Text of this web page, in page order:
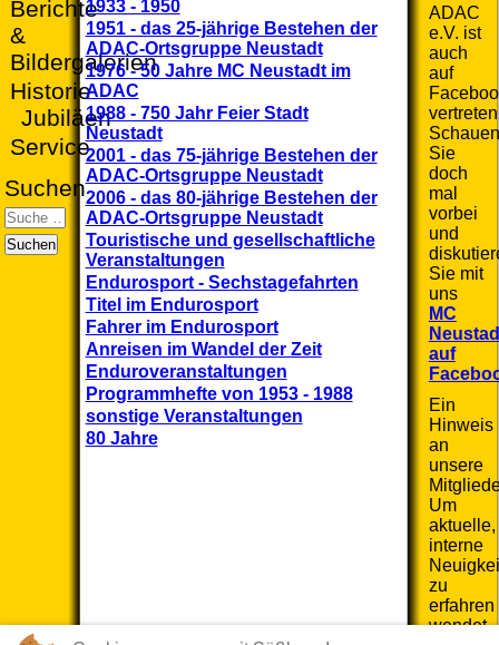
Berichte
&
Bildergalerien
Historie
Jubiläen
Service
Suchen
Suchen
1933 - 1950
1951 - das 25-jährige Bestehen der
ADAC-Ortsgruppe Neustadt
1976 - 50 Jahre MC Neustadt im
ADAC
1988 - 750 Jahr Feier Stadt
Neustadt
2001 - das 75-jährige Bestehen der
ADAC-Ortsgruppe Neustadt
2006 - das 80-jährige Bestehen der
ADAC-Ortsgruppe Neustadt
Touristische und gesellschaftliche
Veranstaltungen
Endurosport - Sechstagefahrten
Titel im Endurosport
Fahrer im Endurosport
Anreisen im Wandel der Zeit
Enduroveranstaltungen
Programmhefte von 1953 - 1988
sonstige Veranstaltungen
80 Jahre
ADAC
e.V. ist
auch
auf
Schauen
Sie
doch
mal
vorbei
und
Sie mit
uns
MC
auf
Ein
Hinweis
an
unsere
Um
aktuelle,
interne
zu
erfahren
wendet